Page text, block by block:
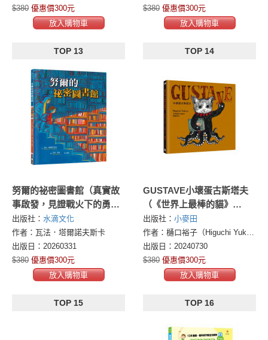
$380 優惠價300元
放入購物車
$380 優惠價300元
放入購物車
TOP 13
努爾的祕密圖書館（真實故
事啟發，見證戰火下的勇氣
與希望）
出版社： 水滴文化
作者：瓦法．塔爾諾夫斯卡
出版日：20260331
$380 優惠價300元
放入購物車
TOP 14
GUSTAVE小壞蛋古斯塔夫
（《世界上最棒的貓》
Higuchi Yuko樋口裕子驚喜
之作）
出版社： 小麥田
作者：樋口裕子（Higuchi Yuko）(ヒグチユウコ)
出版日：20240730
$380 優惠價300元
放入購物車
TOP 15 TOP 16